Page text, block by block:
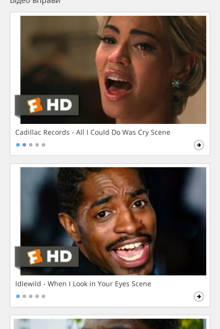
Cadillac Records - All I Could Do Was Cry Scene
Idlewild - When I Look in Your Eyes Scene